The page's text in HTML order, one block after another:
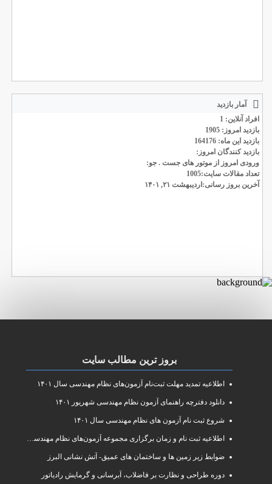
آمار بازدید
افراد آنلاین: 1
بازدید امروز: 1905
بازدید این ماه: 164176
بازدید کنندگان امروز:
ورودی امروز از موتور های جست . جو:
تعداد مقالات سایت:1005
آخرین بروز رسانی:اردیبهشت ۲۱, ۱۴۰۱
بروز ترین مطالب سایت
اطلاعیه تمدید مهلت ثبت‌نام آزمون‌های نظام مهندسی سال ۱۴۰۱
دانلود دفترچه راهنمای آزمون نظام مهندسی شهریور ۱۴۰۱
شروع ثبت نام آزمون های نظام مهندسی سال ۱۴۰۱
اطلاعیه ثبت نام و زمان برگزاری مجموعه آزمون‌های نظام مهندسی ساختمان سال ۱۴۰۱
ضوابط زیر زمین ها و ساختمان های عمیق- آتش نشانی البرز
دوره طراحی و نظارت بر فاضلاب، آبرسانی و گرمایش رادیاتور